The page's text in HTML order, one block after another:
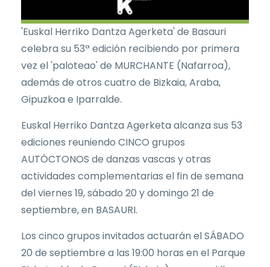
'Euskal Herriko Dantza Agerketa' de Basauri
celebra su 53ª edición recibiendo por primera
vez el 'paloteao' de MURCHANTE (Nafarroa),
además de otros cuatro de Bizkaia, Araba,
Gipuzkoa e Iparralde.
Euskal Herriko Dantza Agerketa alcanza sus 53
ediciones reuniendo CINCO grupos
AUTÓCTONOS de danzas vascas y otras
actividades complementarias el fin de semana
del viernes 19, sábado 20 y domingo 21 de
septiembre, en BASAURI.
Los cinco grupos invitados actuarán el SÁBADO
20 de septiembre a las 19:00 horas en el Parque